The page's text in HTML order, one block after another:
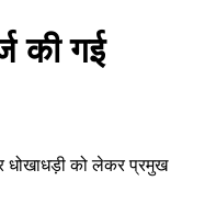
की गई
धोखाधड़ी को लेकर प्रमुख